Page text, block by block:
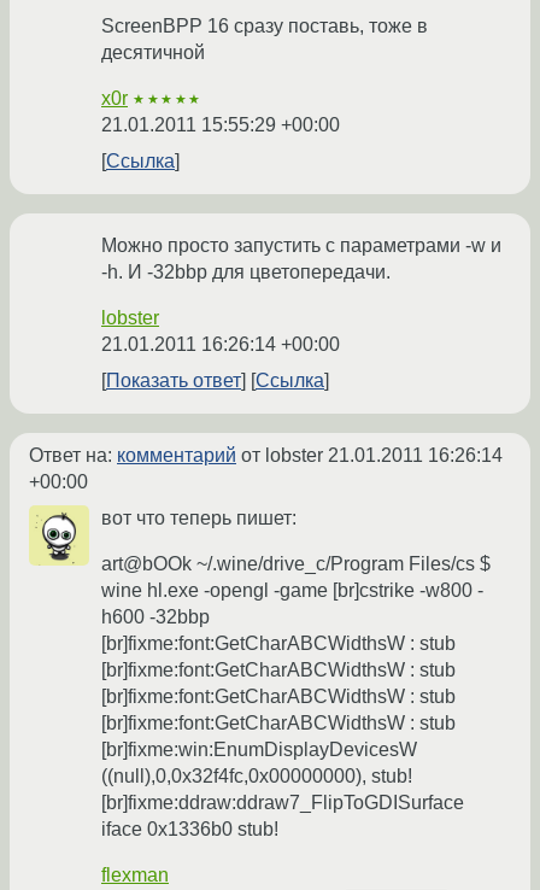
ScreenBPP 16 сразу поставь, тоже в
десятичной
x0r ★★★★★
21.01.2011 15:55:29 +00:00
Ссылка
Можно просто запустить с параметрами -w и
-h. И -32bbp для цветопередачи.
lobster
21.01.2011 16:26:14 +00:00
Показать ответ
Ссылка
Ответ на: комментарий от lobster 21.01.2011 16:26:14
+00:00
вот что теперь пишет:
art@bOOk ~/.wine/drive_c/Program Files/cs $
wine hl.exe -opengl -game [br]cstrike -w800 -
h600 -32bbp
[br]fixme:font:GetCharABCWidthsW : stub
[br]fixme:font:GetCharABCWidthsW : stub
[br]fixme:font:GetCharABCWidthsW : stub
[br]fixme:font:GetCharABCWidthsW : stub
[br]fixme:win:EnumDisplayDevicesW
((null),0,0x32f4fc,0x00000000), stub!
[br]fixme:ddraw:ddraw7_FlipToGDISurface
iface 0x1336b0 stub!
flexman